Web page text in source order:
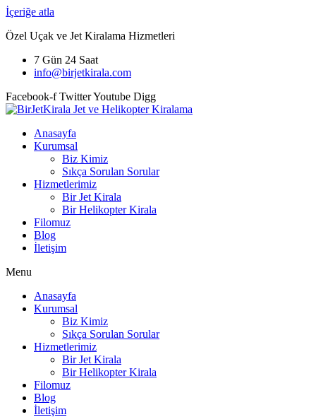
İçeriğe atla
Özel Uçak ve Jet Kiralama Hizmetleri
7 Gün 24 Saat
info@birjetkirala.com
Facebook-f TwitterYoutube Digg
Anasayfa
Kurumsal
Biz Kimiz
Sıkça Sorulan Sorular
Hizmetlerimiz
Bir Jet Kirala
Bir Helikopter Kirala
Filomuz
Blog
İletişim
Menu
Anasayfa
Kurumsal
Biz Kimiz
Sıkça Sorulan Sorular
Hizmetlerimiz
Bir Jet Kirala
Bir Helikopter Kirala
Filomuz
Blog
İletişim